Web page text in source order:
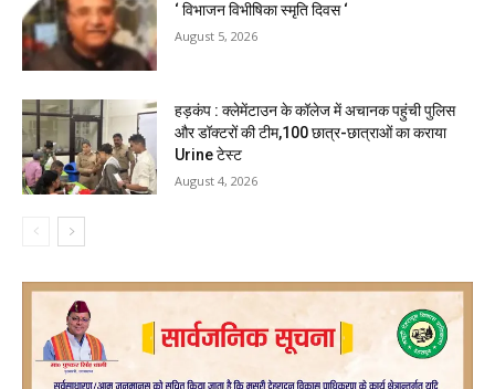
‘ विभाजन विभीषिका स्मृति दिवस ‘
August 5, 2026
हड़कंप : क्लेमेंटाउन के कॉलेज में अचानक पहुंची पुलिस
और डॉक्टरों की टीम,100 छात्र-छात्राओं का कराया
Urine टेस्ट
August 4, 2026